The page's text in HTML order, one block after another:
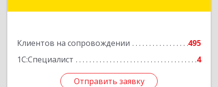
Клиентов на сопровождении
495
1С:Специалист
4
Отправить заявку
Подробнее
Отправить заявку